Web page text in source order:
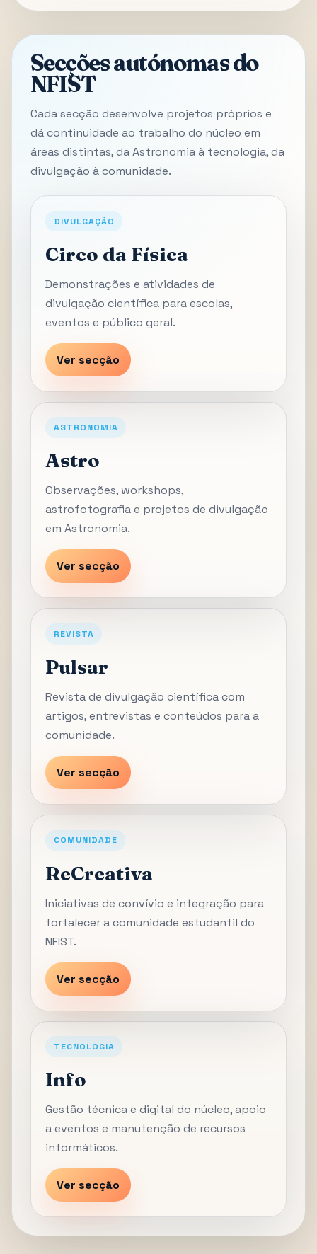
Secções autónomas do
NFIST
Cada secção desenvolve projetos próprios e
dá continuidade ao trabalho do núcleo em
áreas distintas, da Astronomia à tecnologia, da
divulgação à comunidade.
DIVULGAÇÃO
Circo da Física
Demonstrações e atividades de
divulgação científica para escolas,
eventos e público geral.
Ver secção
ASTRONOMIA
Astro
Observações, workshops,
astrofotografia e projetos de divulgação
em Astronomia.
Ver secção
REVISTA
Pulsar
Revista de divulgação científica com
artigos, entrevistas e conteúdos para a
comunidade.
Ver secção
COMUNIDADE
ReCreativa
Iniciativas de convívio e integração para
fortalecer a comunidade estudantil do
NFIST.
Ver secção
TECNOLOGIA
Info
Gestão técnica e digital do núcleo, apoio
a eventos e manutenção de recursos
informáticos.
Ver secção